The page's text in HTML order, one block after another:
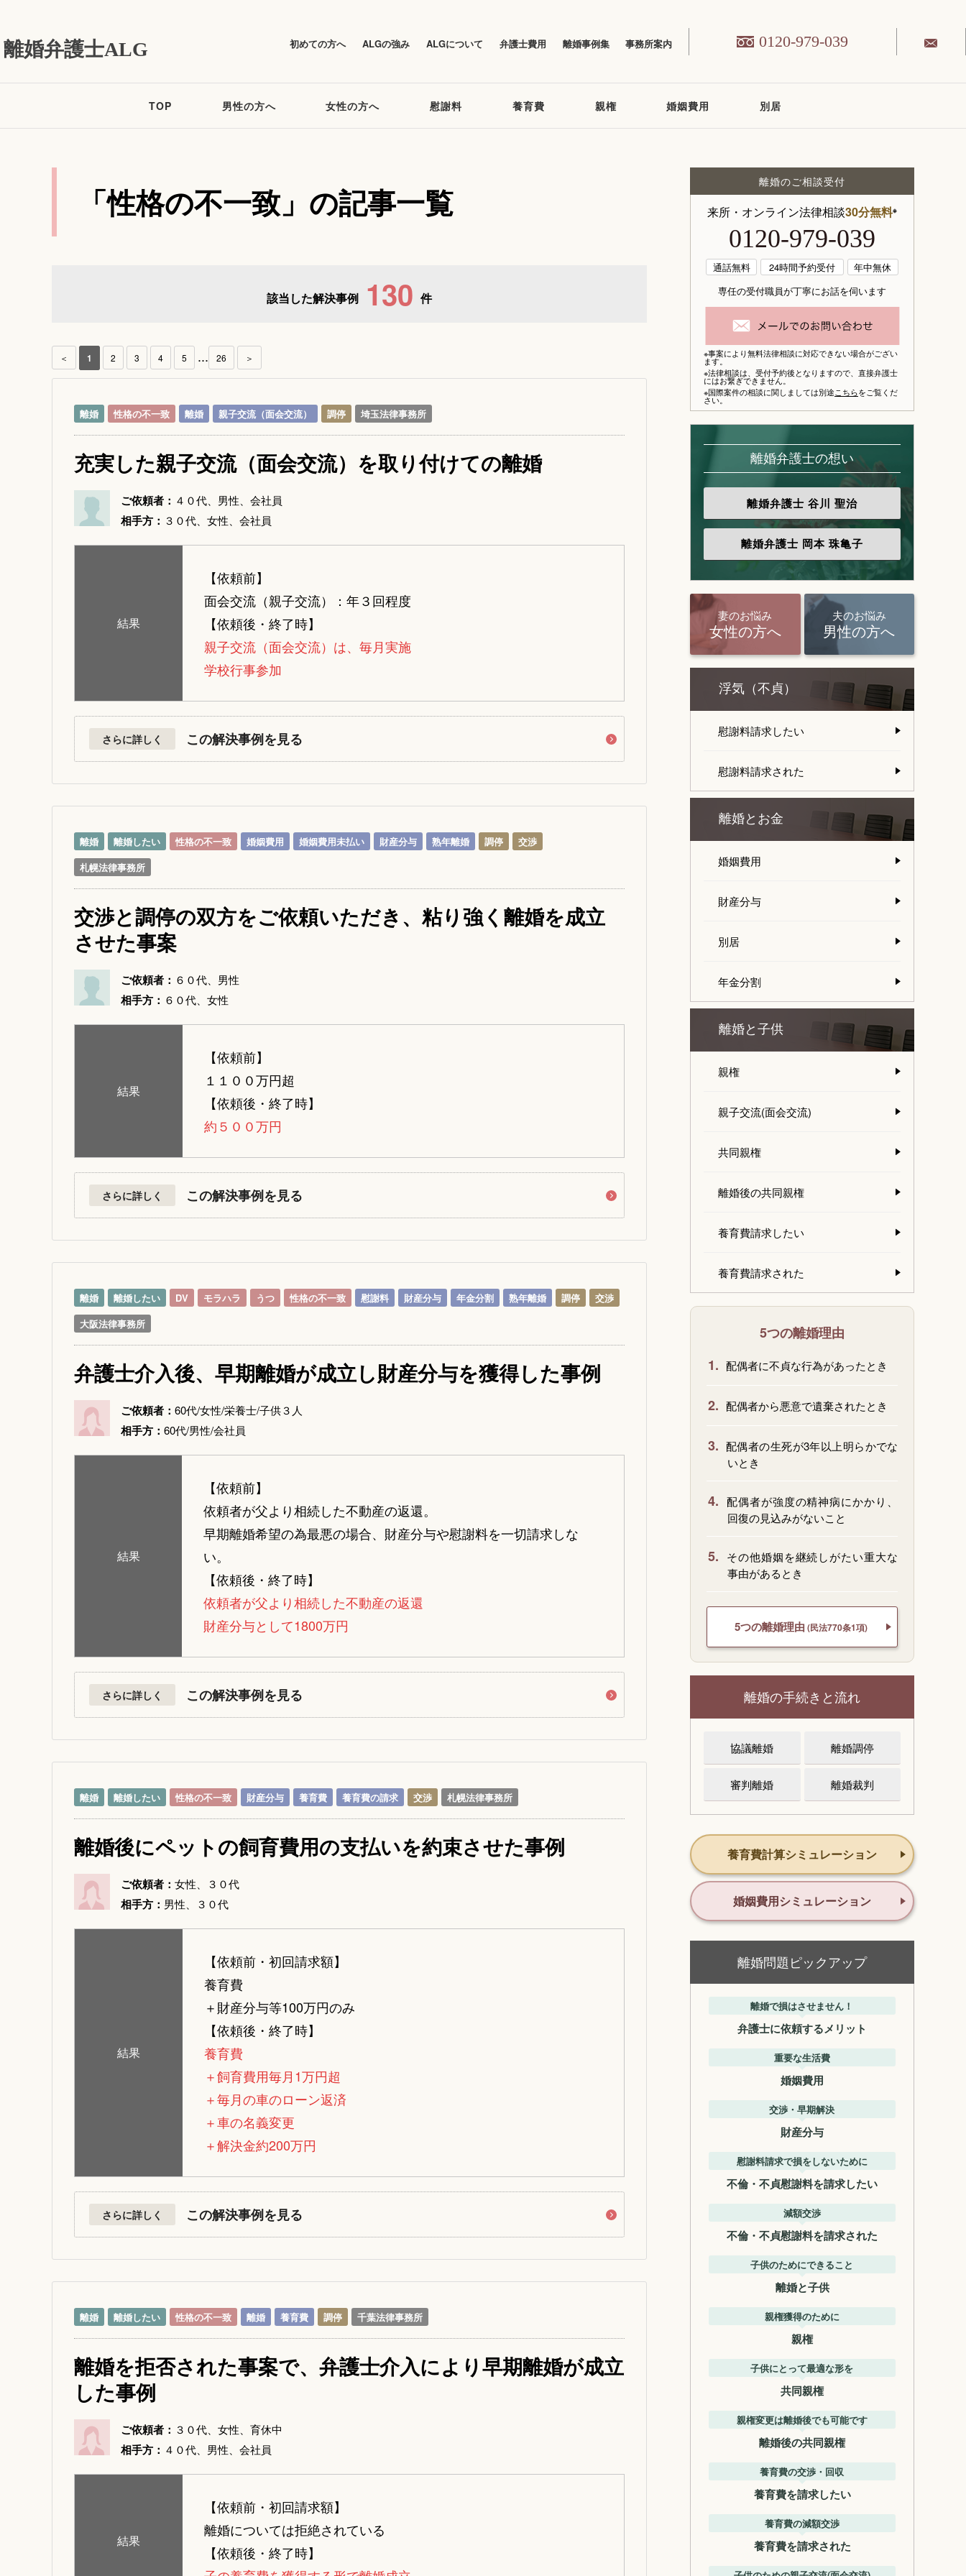
離婚弁護士ALG 初めての方へ ALGの強み ALGについて 弁護士費用 離婚事例集 事務所案内 0120-979-039
TOP 男性の方へ 女性の方へ 慰謝料 養育費 親権 婚姻費用 別居
「性格の不一致」の記事一覧
該当した解決事例 130 件
＜ 1 2 3 4 5 ... 26 ＞
離婚 性格の不一致 離婚 親子交流（面会交流） 調停 埼玉法律事務所
充実した親子交流（面会交流）を取り付けての離婚
ご依頼者： ４０代、男性、会社員
相手方： ３０代、女性、会社員
結果
【依頼前】
面会交流（親子交流）：年３回程度
【依頼後・終了時】
親子交流（面会交流）は、毎月実施
学校行事参加
さらに詳しく この解決事例を見る
離婚 離婚したい 性格の不一致 婚姻費用 婚姻費用未払い 財産分与 熟年離婚 調停
交渉
札幌法律事務所
交渉と調停の双方をご依頼いただき、粘り強く離婚を成立
させた事案
ご依頼者： ６０代、男性
相手方： ６０代、女性
結果
【依頼前】
１１００万円超
【依頼後・終了時】
約５００万円
さらに詳しく この解決事例を見る
離婚 離婚したい DV モラハラ うつ 性格の不一致 慰謝料 財産分与 年金分割 熟年離婚 調停
交渉
大阪法律事務所
弁護士介入後、早期離婚が成立し財産分与を獲得した事例
ご依頼者： 60代/女性/栄養士/子供３人
相手方： 60代/男性/会社員
結果
【依頼前】
依頼者が父より相続した不動産の返還。
早期離婚希望の為最悪の場合、財産分与や慰謝料を一切請求しな
い。
【依頼後・終了時】
依頼者が父より相続した不動産の返還
財産分与として1800万円
さらに詳しく この解決事例を見る
離婚 離婚したい 性格の不一致 財産分与 養育費 養育費の請求 交渉 札幌法律事務所
離婚後にペットの飼育費用の支払いを約束させた事例
ご依頼者： 女性、３０代
相手方： 男性、３０代
結果
【依頼前・初回請求額】
養育費
＋財産分与等100万円のみ
【依頼後・終了時】
養育費
＋飼育費用毎月1万円超
＋毎月の車のローン返済
＋車の名義変更
＋解決金約200万円
さらに詳しく この解決事例を見る
離婚 離婚したい 性格の不一致 離婚 養育費 調停 千葉法律事務所
離婚を拒否された事案で、弁護士介入により早期離婚が成立
した事例
ご依頼者： ３０代、女性、育休中
相手方： ４０代、男性、会社員
結果
【依頼前・初回請求額】
離婚については拒絶されている
【依頼後・終了時】
離婚のご相談受付
来所・オンライン法律相談30分無料※
0120-979-039
通話無料 24時間予約受付
年中無休
専任の受付職員が丁寧にお話を伺います
※事案により無料法律相談に対応できない場合がござい
ます。
※法律相談は、 受付予約後となりますので、 直接弁護士
にはお繋ぎできません。
※国際案件の相談に関しましては別途こちらをご覧くだ
さい。
離婚弁護士の想い
離婚弁護士 谷川 聖治
離婚弁護士 岡本 珠亀子
妻のお悩み
女性の方へ
夫のお悩み
男性の方へ
浮気（不貞）
慰謝料請求したい
慰謝料請求された
離婚とお金
婚姻費用
財産分与
別居
年金分割
離婚と子供
親権
親子交流(面会交流)
共同親権
離婚後の共同親権
養育費請求したい
養育費請求された
5つの離婚理由
1. 配偶者に不貞な行為があったとき
2. 配偶者から悪意で遺棄されたとき
3. 配偶者の生死が3年以上明らかでな
いとき
4. 配偶者が強度の精神病にかかり、
回復の見込みがないこと
5.
その他婚姻を継続しがたい重大な
事由があるとき
5つの離婚理由 (民法770条1項)
離婚の手続きと流れ
協議離婚 離婚調停
審判離婚 離婚裁判
養育費計算シミュレーション
婚姻費用シミュレーション
離婚問題ピックアップ
離婚で損はさせません！
弁護士に依頼するメリット
重要な生活費
婚姻費用
交渉・早期解決
財産分与
慰謝料請求で損をしないために
不倫・不貞慰謝料を請求したい
減額交渉
不倫・不貞慰謝料を請求された
子供のためにできること
離婚と子供
親権獲得のために
親権
子供にとって最適な形を
共同親権
親権変更は離婚後でも可能です
離婚後の共同親権
養育費の交渉・回収
養育費を請求したい
養育費の減額交渉
養育費を請求された